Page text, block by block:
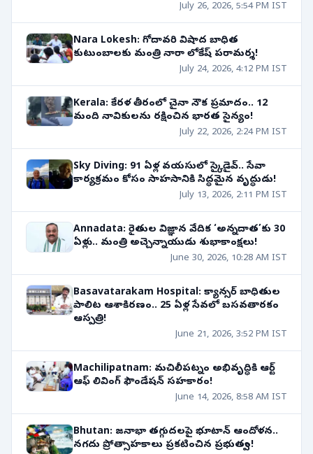
July 26, 2026, 5:54 PM IST
Nara Lokesh: గోదావరి విషాద బాధిత
కుటుంబాలకు మంత్రి నారా లోకేష్ పరామర్శ!
July 24, 2026, 4:12 PM IST
Kerala: కేరళ తీరంలో చైనా నౌక ప్రమాదం.. 12
మంది నావికులను రక్షించిన భారత సైన్యం!
July 22, 2026, 2:24 PM IST
Sky Diving: 91 ఏళ్ల వయసులో స్కైడైవ్.. సేవా
కార్యక్రమం కోసం సాహసానికి సిద్ధమైన వృద్ధుడు!
July 13, 2026, 2:11 PM IST
Annadata: రైతుల విజ్ఞాన వేదిక ‘అన్నదాత’కు 30
ఏళ్లు.. మంత్రి అచ్చెన్నాయుడు శుభాకాంక్షలు!
June 30, 2026, 10:28 AM IST
Basavatarakam Hospital: క్యాన్సర్ బాధితుల
పాలిట ఆశాకిరణం.. 25 ఏళ్ల సేవలో బసవతారకం
ఆస్పత్రి!
June 21, 2026, 3:52 PM IST
Machilipatnam: మచిలీపట్నం అభివృద్ధికి ఆర్ట్
ఆఫ్ లివింగ్ ఫౌండేషన్ సహకారం!
June 14, 2026, 8:58 AM IST
Bhutan: జనాభా తగ్గుదలపై భూటాన్ ఆందోళన..
నగదు ప్రోత్సాహకాలు ప్రకటించిన ప్రభుత్వం!